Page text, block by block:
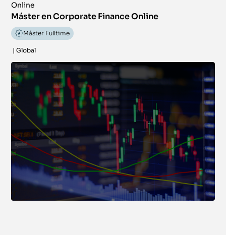
Online
Máster en Corporate Finance Online
Máster Fulltime
|Global